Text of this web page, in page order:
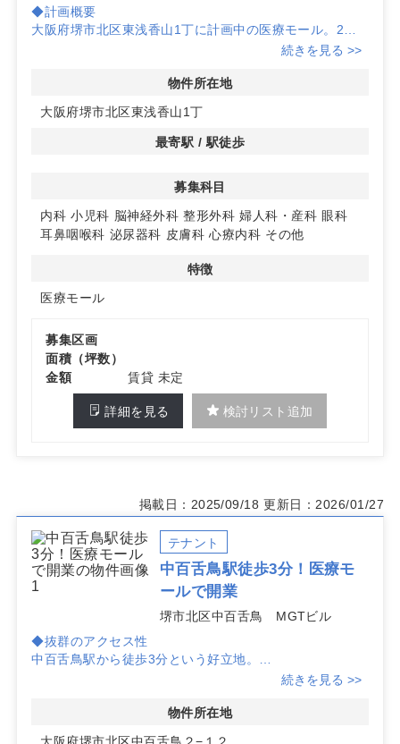
◆計画概要
大阪府堺市北区東浅香山1丁に計画中の医療モール。2区
画・各40坪想定の計画物件で、駐車場有り。計画段階の
由度を確保しやすく、将来的な増床や機器導入にも対応検
討がしやすい構成です。車来院に配慮し集患力を意識した
内科・小児科・整形外科・眼科・耳鼻咽喉科・皮膚科・泌
尿器科・婦人科等の多科目募集。モール内連携による利便
性向上が見込め、地域の受診動線に合わせた科目構成の計
画に適しています。詳細はお問い合わせください
続きを見る >>
物件所在地
大阪府堺市北区東浅香山1丁
最寄駅 / 駅徒歩
募集科目
内科 小児科 脳神経外科 整形外科 婦人科・産科 眼科
耳鼻咽喉科 泌尿器科 皮膚科 心療内科 その他
特徴
医療モール
募集区画
面積（坪数）
金額
賃貸 未定
詳細を見る 検討リスト追加
掲載日：2025/09/18 更新日：2026/01/27
テナント
中百舌鳥駅徒歩3分！医療モ
ールで開業
堺市北区中百舌鳥 MGTビル
◆抜群のアクセス性
中百舌鳥駅から徒歩3分という好立地。
1区画80坪以上確保しており、幅広い診療科目での開業が
続きを見る >>
物件所在地
大阪府堺市北区中百舌鳥２−１２